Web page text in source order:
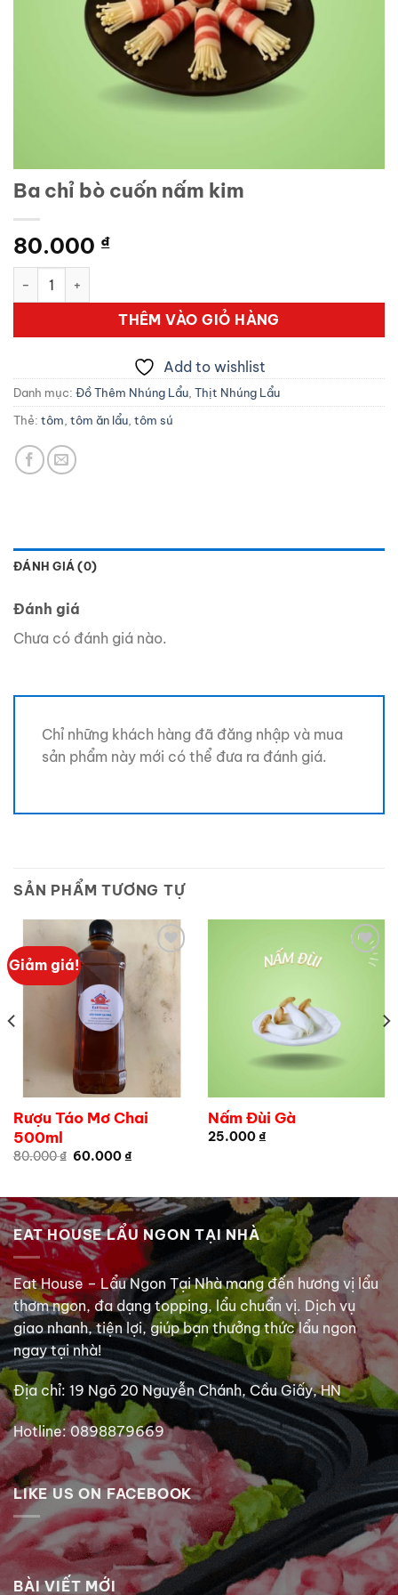
Ba chỉ bò cuốn nấm kim
80.000 ₫
Ba chỉ bò cuốn nấm kim số lượng
THÊM VÀO GIỎ HÀNG
Add to wishlist
Danh mục: Đồ Thêm Nhúng Lẩu Thịt Nhúng Lẩu
Thẻ: tôm tôm ăn lẩu tôm sú
ĐÁNH GIÁ (0)
Đánh giá
Chưa có đánh giá nào.
Chỉ những khách hàng đã đăng nhập và mua
sản phẩm này mới có thể đưa ra đánh giá.
SẢN PHẨM TƯƠNG TỰ
Giảm giá!
Add to
wishlist
Rượu Táo Mơ Chai
500ml
80.000₫ Giá
60.000 ₫Giá
60.000 ₫.
Add to
Nấm Đùi Gà
25.000 ₫
EAT HOUSE LẨU NGON TẠI NHÀ
Eat House – Lẩu Ngon Tại Nhà mang đến hương vị lẩu
thơm ngon, đa dạng topping, lẩu chuẩn vị. Dịch vụ
giao nhanh, tiện lợi, giúp bạn thưởng thức lẩu ngon
ngay tại nhà!
Địa chỉ: 19 Ngõ 20 Nguyễn Chánh, Cầu Giấy, HN
Hotline: 0898879669
LIKE US ON FACEBOOK
BÀI VIẾT MỚI